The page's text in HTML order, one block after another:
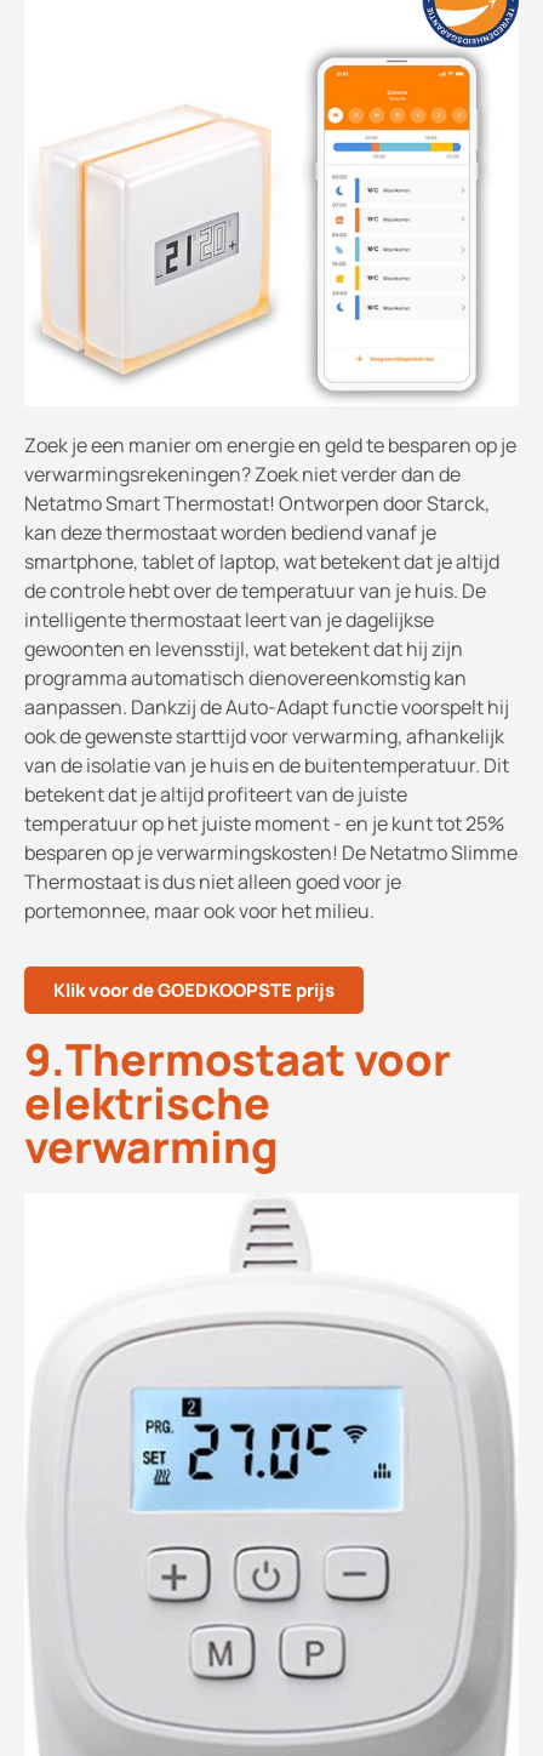
Zoek je een manier om energie en geld te besparen op je
verwarmingsrekeningen? Zoek niet verder dan de
Netatmo Smart Thermostat! Ontworpen door Starck,
kan deze thermostaat worden bediend vanaf je
smartphone, tablet of laptop, wat betekent dat je altijd
de controle hebt over de temperatuur van je huis. De
intelligente thermostaat leert van je dagelijkse
gewoonten en levensstijl, wat betekent dat hij zijn
programma automatisch dienovereenkomstig kan
aanpassen. Dankzij de Auto-Adapt functie voorspelt hij
ook de gewenste starttijd voor verwarming, afhankelijk
van de isolatie van je huis en de buitentemperatuur. Dit
betekent dat je altijd profiteert van de juiste
temperatuur op het juiste moment - en je kunt tot 25%
besparen op je verwarmingskosten! De Netatmo Slimme
Thermostaat is dus niet alleen goed voor je
portemonnee, maar ook voor het milieu.
Klik voor de GOEDKOOPSTE prijs
9.Thermostaat voor
elektrische
verwarming